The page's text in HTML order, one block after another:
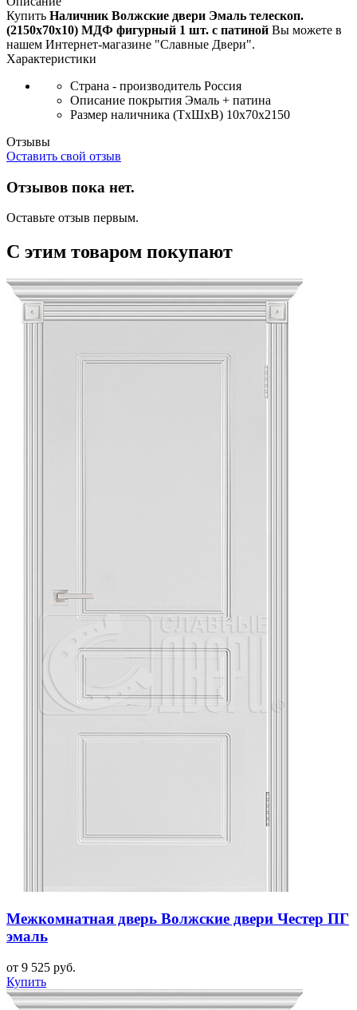
Купить Наличник Волжские двери Эмаль телескоп.
(2150x70x10) МДФ фигурный 1 шт. с патиной Вы можете в
нашем Интернет-магазине "Славные Двери".
Характеристики
Страна - производитель Россия
Описание покрытия Эмаль + патина
Размер наличника (ТxШxВ) 10x70x2150
Отзывы
Оставить свой отзыв
Отзывов пока нет.
Оставьте отзыв первым.
С этим товаром покупают
Межкомнатная дверь Волжские двери Честер ПГ
эмаль
от 9 525 руб.
Купить